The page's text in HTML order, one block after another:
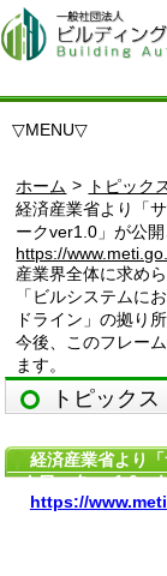
▽MENU▽
ホーム > トピック
経済産業省より「
ークver1.0」が公開
https://
産業界全体に求め
「ビルシステムに
ドライン」の拠り
今後、このフレー
ます。
トピックス
経済産業省より
ームワークver1.0」
https://